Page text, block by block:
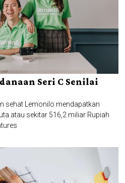
Seri C Senilai
sehat Lemonilo mendapatkan
atau sekitar 516,2 miliar Rupiah